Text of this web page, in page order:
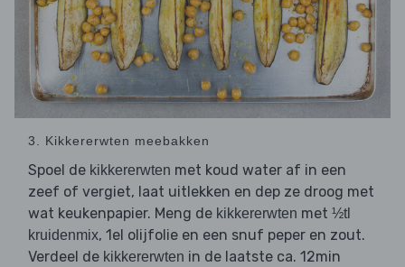
3. Kikkererwten meebakken
Spoel de kikkererwten met koud water af in een
zeef of vergiet, laat uitlekken en dep ze droog met
wat keukenpapier. Meng de kikkererwten met ½tl
kruidenmix, 1el olijfolie en een snuf peper en zout.
Verdeel de kikkererwten in de laatste ca. 12min